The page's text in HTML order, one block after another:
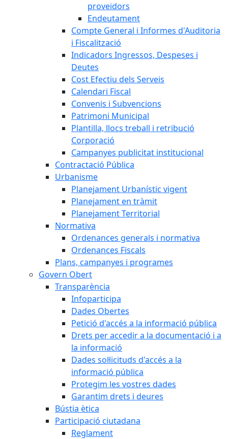
proveïdors
Endeutament
Compte General i Informes d'Auditoria
i Fiscalització
Indicadors Ingressos, Despeses i
Deutes
Cost Efectiu dels Serveis
Calendari Fiscal
Convenis i Subvencions
Patrimoni Municipal
Plantilla, llocs treball i retribució
Corporació
Campanyes publicitat institucional
Contractació Pública
Urbanisme
Planejament Urbanístic vigent
Planejament en tràmit
Planejament Territorial
Normativa
Ordenances generals i normativa
Ordenances Fiscals
Plans, campanyes i programes
Govern Obert
Transparència
Infoparticipa
Dades Obertes
Petició d'accés a la informació pública
Drets per accedir a la documentació i a
la informació
Dades sol·licituds d'accés a la
informació pública
Protegim les vostres dades
Garantim drets i deures
Bústia ètica
Participació ciutadana
Reglament